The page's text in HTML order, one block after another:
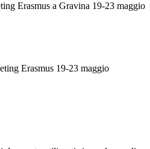
Erasmus a Gravina 19-23 maggio
Erasmus 19-23 maggio